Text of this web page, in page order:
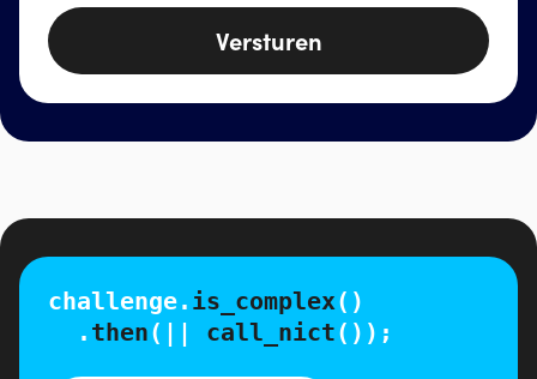
Versturen
challenge. is_complex()
. then(|| call_nict());